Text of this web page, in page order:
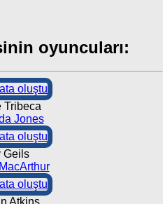
oyuncuları:
Tribeca
Jones
Geils